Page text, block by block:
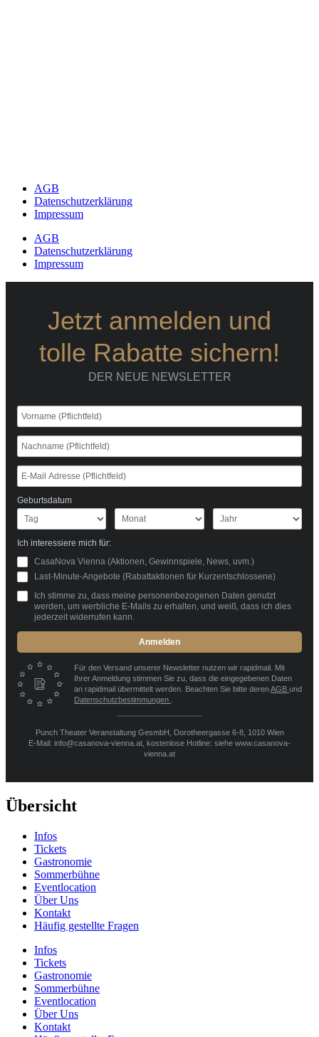
AGB
Datenschutzerklärung
Impressum
AGB
Datenschutzerklärung
Impressum
Jetzt anmelden und
tolle Rabatte sichern!
DER NEUE NEWSLETTER
Geburtsdatum
Ich interessiere mich für:
CasaNova Vienna (Aktionen, Gewinnspiele, News, uvm.)
Last-Minute-Angebote (Rabattaktionen für Kurzentschlossene)
Ich stimme zu, dass meine personenbezogenen Daten genutzt
werden, um werbliche E-Mails zu erhalten, und weiß, dass ich dies
jederzeit widerrufen kann.
Anmelden
Für den Versand unserer Newsletter nutzen wir rapidmail. Mit
Ihrer Anmeldung stimmen Sie zu, dass die eingegebenen Daten
an rapidmail übermittelt werden. Beachten Sie bitte derenAGB und
Datenschutzbestimmungen
Punch Theater Veranstaltung GesmbH, Dorotheergasse 6-8, 1010 Wien
E-Mail: info@casanova-vienna.at, kostenlose Hotline: siehe www.casanova-
vienna.at
Übersicht
Infos
Tickets
Gastronomie
Sommerbühne
Eventlocation
Über Uns
Kontakt
Häufig gestellte Fragen
Infos
Tickets
Gastronomie
Sommerbühne
Eventlocation
Über Uns
Kontakt